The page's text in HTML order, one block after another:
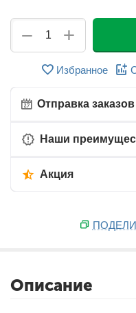
+
−
Избранное
Отправка заказов
Наши
Акция
Описание